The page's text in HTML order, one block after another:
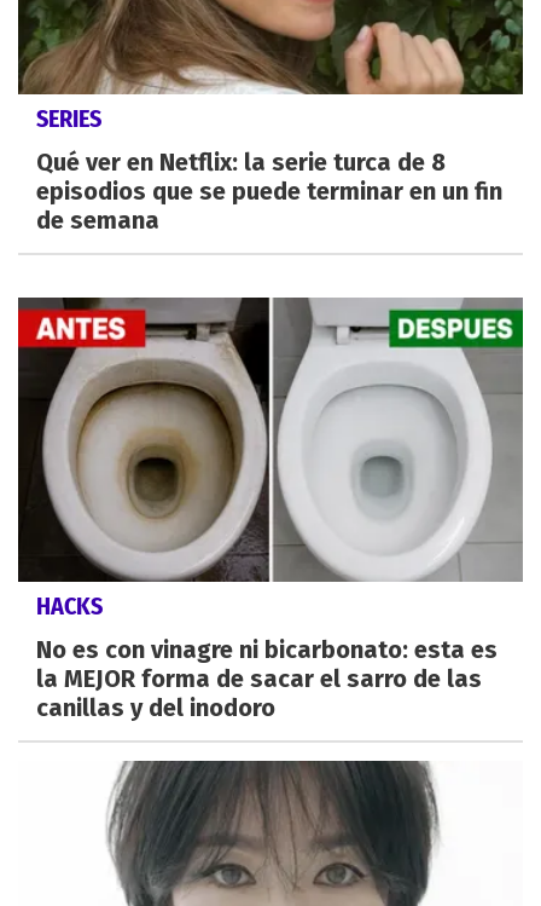
SERIES
Qué ver en Netflix: la serie turca de 8
episodios que se puede terminar en un fin
de semana
HACKS
No es con vinagre ni bicarbonato: esta es
la MEJOR forma de sacar el sarro de las
canillas y del inodoro